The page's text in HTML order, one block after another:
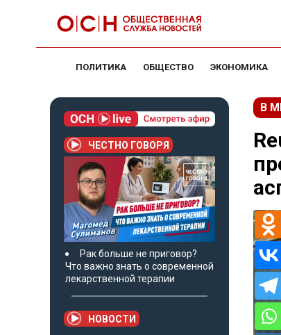
ПОЛИТИКА ОБЩЕСТВО ЭКОНОМИКА
ЧЕСТНО ГОВОРЯ
Рак больше не приговор?
Что важно знать о современной
лекарственной терапии
НОВОСТИ
В